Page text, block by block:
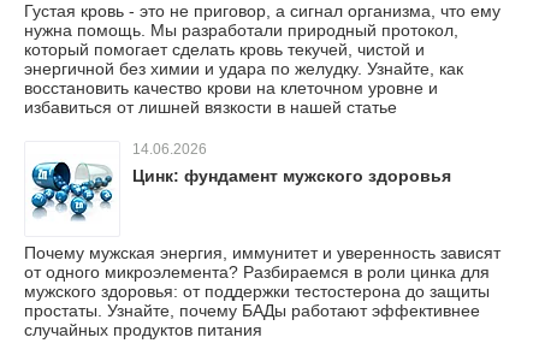
Густая кровь - это не приговор, а сигнал организма, что ему
нужна помощь. Мы разработали природный протокол,
который помогает сделать кровь текучей, чистой и
энергичной без химии и удара по желудку. Узнайте, как
восстановить качество крови на клеточном уровне и
избавиться от лишней вязкости в нашей статье
14.06.2026
Цинк: фундамент мужского здоровья
Почему мужская энергия, иммунитет и уверенность зависят
от одного микроэлемента? Разбираемся в роли цинка для
мужского здоровья: от поддержки тестостерона до защиты
простаты. Узнайте, почему БАДы работают эффективнее
случайных продуктов питания